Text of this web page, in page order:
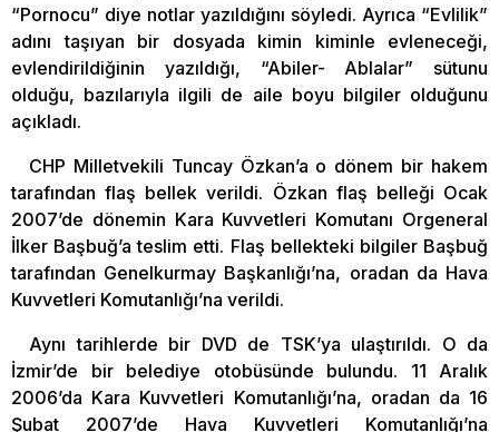
“Pornocu” diye notlar yazıldığını söyledi. Ayrıca “Evlilik”
adını taşıyan bir dosyada kimin kiminle evleneceği,
evlendirildiğinin yazıldığı, “Abiler- Ablalar” sütunu
olduğu, bazılarıyla ilgili de aile boyu bilgiler olduğunu
açıkladı.
CHP Milletvekili Tuncay Özkan’a o dönem bir hakem
tarafından flaş bellek verildi. Özkan flaş belleği Ocak
2007’de dönemin Kara Kuvvetleri Komutanı Orgeneral
İlker Başbuğ’a teslim etti. Flaş bellekteki bilgiler Başbuğ
tarafından Genelkurmay Başkanlığı’na, oradan da Hava
Kuvvetleri Komutanlığı’na verildi.
Aynı tarihlerde bir DVD de TSK’ya ulaştırıldı. O da
İzmir’de bir belediye otobüsünde bulundu. 11 Aralık
2006’da Kara Kuvvetleri Komutanlığı’na, oradan da 16
Şubat 2007’de Hava Kuvvetleri Komutanlığı’na